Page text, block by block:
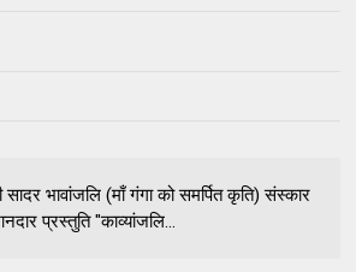
सादर भावांजलि (माँ गंगा को समर्पित कृति) संस्कार
प्रस्तुति "काव्यांजलि...